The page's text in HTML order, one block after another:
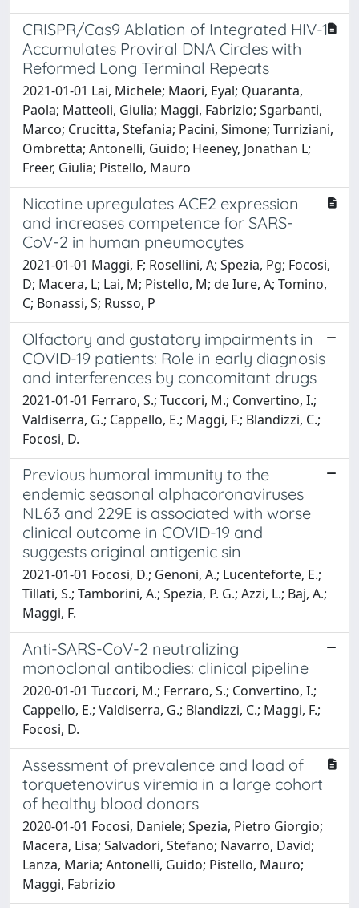
CRISPR/Cas9 Ablation of Integrated HIV-1
Accumulates Proviral DNA Circles with
Reformed Long Terminal Repeats
2021-01-01 Lai, Michele; Maori, Eyal; Quaranta,
Paola; Matteoli, Giulia; Maggi, Fabrizio; Sgarbanti,
Marco; Crucitta, Stefania; Pacini, Simone; Turriziani,
Ombretta; Antonelli, Guido; Heeney, Jonathan L;
Freer, Giulia; Pistello, Mauro
Nicotine upregulates ACE2 expression
and increases competence for SARS-
CoV-2 in human pneumocytes
2021-01-01 Maggi, F; Rosellini, A; Spezia, Pg; Focosi,
D; Macera, L; Lai, M; Pistello, M; de Iure, A; Tomino,
C; Bonassi, S; Russo, P
Olfactory and gustatory impairments in
COVID-19 patients: Role in early diagnosis
and interferences by concomitant drugs
2021-01-01 Ferraro, S.; Tuccori, M.; Convertino, I.;
Valdiserra, G.; Cappello, E.; Maggi, F.; Blandizzi, C.;
Focosi, D.
Previous humoral immunity to the
endemic seasonal alphacoronaviruses
NL63 and 229E is associated with worse
clinical outcome in COVID-19 and
suggests original antigenic sin
2021-01-01 Focosi, D.; Genoni, A.; Lucenteforte, E.;
Tillati, S.; Tamborini, A.; Spezia, P. G.; Azzi, L.; Baj, A.;
Maggi, F.
Anti-SARS-CoV-2 neutralizing
monoclonal antibodies: clinical pipeline
2020-01-01 Tuccori, M.; Ferraro, S.; Convertino, I.;
Cappello, E.; Valdiserra, G.; Blandizzi, C.; Maggi, F.;
Focosi, D.
Assessment of prevalence and load of
torquetenovirus viremia in a large cohort
of healthy blood donors
2020-01-01 Focosi, Daniele; Spezia, Pietro Giorgio;
Macera, Lisa; Salvadori, Stefano; Navarro, David;
Lanza, Maria; Antonelli, Guido; Pistello, Mauro;
Maggi, Fabrizio